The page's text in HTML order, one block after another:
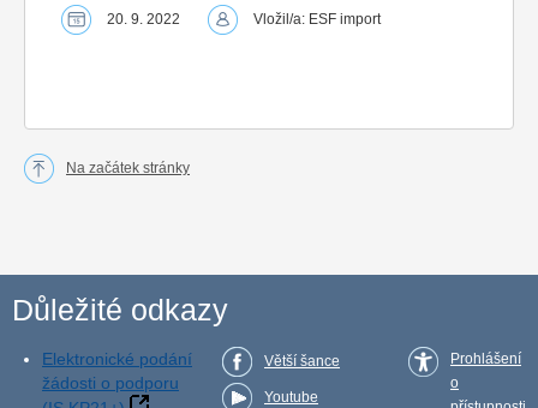
20. 9. 2022 Vložil/a: ESF import
Na začátek stránky
Důležité odkazy
Elektronické podání
žádosti o podporu
Větší šance
Youtube
Prohlášení
o